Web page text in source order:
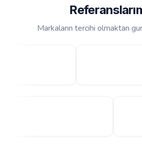
Markaların tercihi olmaktan